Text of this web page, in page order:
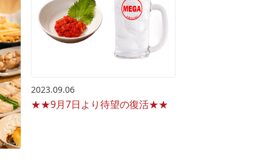
2023.09.06
★★9月7日より待望の復活★★